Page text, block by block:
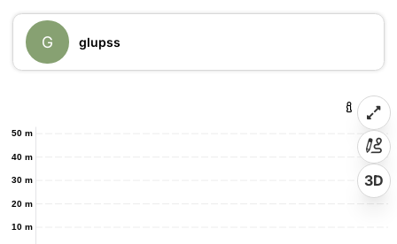
G glupss
10 m
20 m
30 m
40 m
50 m
3D